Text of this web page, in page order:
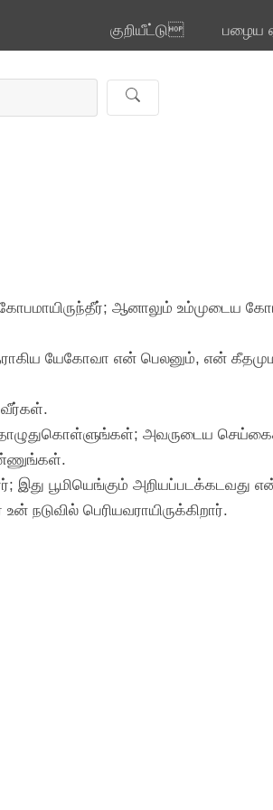
குறியீட்டு பழைய
ஆனாலும் உம்முடைய
யேகோவா என் பெலனும், என்
அவருடைய
பூமியெங்கும் அறியப்படக்கடவது
நடுவில் பெரியவராயிருக்கிறார்.